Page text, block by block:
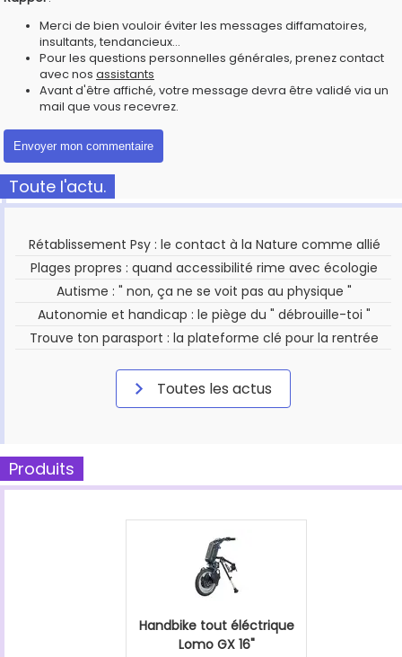
Merci de bien vouloir éviter les messages diffamatoires,
insultants, tendancieux...
Pour les questions personnelles générales, prenez contact
avec nos assistants
Avant d'être affiché, votre message devra être validé via un
mail que vous recevrez.
Toute l'actu.
Rétablissement Psy : le contact à la Nature comme allié
Plages propres : quand accessibilité rime avec écologie
Autisme : " non, ça ne se voit pas au physique "
Autonomie et handicap : le piège du " débrouille-toi "
Trouve ton parasport : la plateforme clé pour la rentrée
Toutes les actus
Produits
Handbike tout éléctrique
Lomo GX 16"